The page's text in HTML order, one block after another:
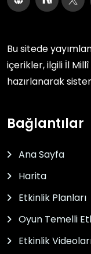
Bu sitede
içerikler, ilgili İl
hazırlanarak
Bağlantılar
Ana Sayfa
Harita
Etkinlik Planları
Oyun Temelli
Etkinlik